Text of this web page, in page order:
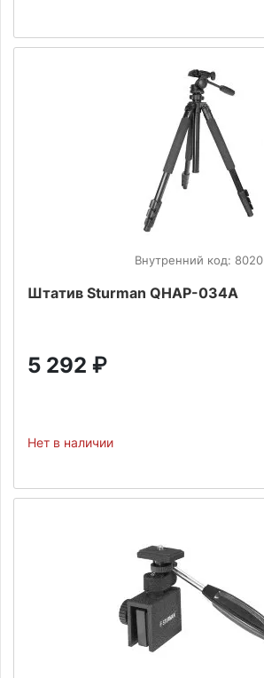
Внутренний код: 8020
Штатив Sturman QHAP-034A
5 292 ₽
Нет в наличии